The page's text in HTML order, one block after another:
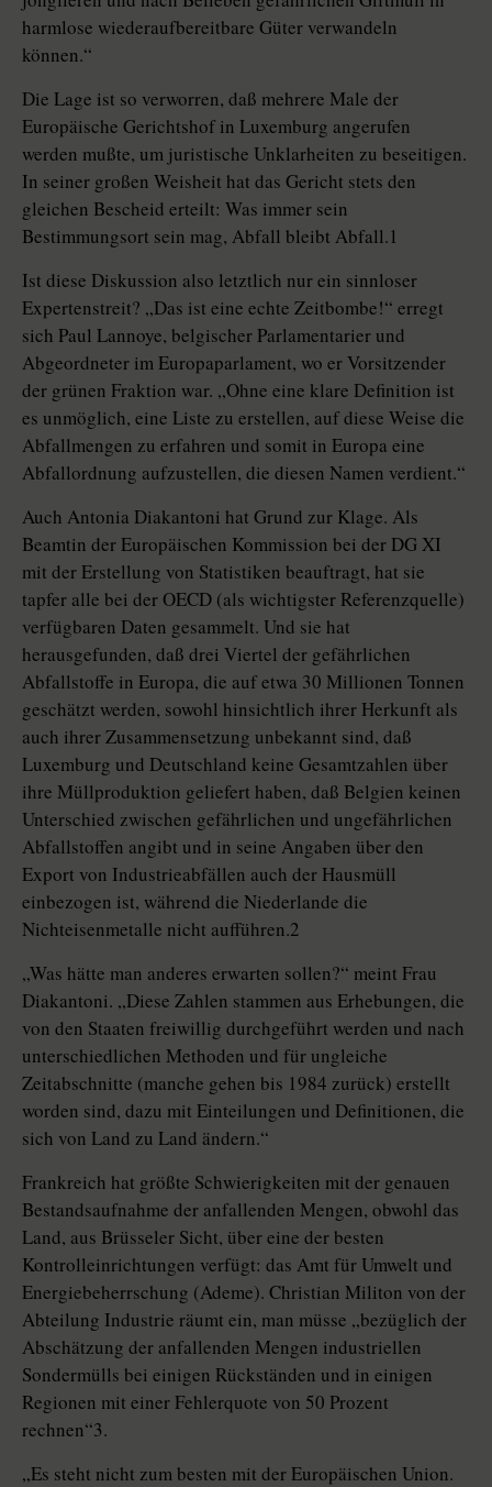
harmlose wiederaufbereitbare Güter verwandeln
können.“
Die Lage ist so verworren, daß mehrere Male der
Europäische Gerichtshof in Luxemburg angerufen
werden mußte, um juristische Unklarheiten zu beseitigen.
In seiner großen Weisheit hat das Gericht stets den
gleichen Bescheid erteilt: Was immer sein
Bestimmungsort sein mag, Abfall bleibt Abfall.1
Ist diese Diskussion also letztlich nur ein sinnloser
Expertenstreit? „Das ist eine echte Zeitbombe!“ erregt
sich Paul Lannoye, belgischer Parlamentarier und
Abgeordneter im Europaparlament, wo er Vorsitzender
der grünen Fraktion war. „Ohne eine klare Definition ist
es unmöglich, eine Liste zu erstellen, auf diese Weise die
Abfallmengen zu erfahren und somit in Europa eine
Abfallordnung aufzustellen, die diesen Namen verdient.“
Auch Antonia Diakantoni hat Grund zur Klage. Als
Beamtin der Europäischen Kommission bei der DG XI
mit der Erstellung von Statistiken beauftragt, hat sie
tapfer alle bei der OECD (als wichtigster Referenzquelle)
verfügbaren Daten gesammelt. Und sie hat
herausgefunden, daß drei Viertel der gefährlichen
Abfallstoffe in Europa, die auf etwa 30 Millionen Tonnen
geschätzt werden, sowohl hinsichtlich ihrer Herkunft als
auch ihrer Zusammensetzung unbekannt sind, daß
Luxemburg und Deutschland keine Gesamtzahlen über
ihre Müllproduktion geliefert haben, daß Belgien keinen
Unterschied zwischen gefährlichen und ungefährlichen
Abfallstoffen angibt und in seine Angaben über den
Export von Industrieabfällen auch der Hausmüll
einbezogen ist, während die Niederlande die
Nichteisenmetalle nicht aufführen.2
„Was hätte man anderes erwarten sollen?“ meint Frau
Diakantoni. „Diese Zahlen stammen aus Erhebungen, die
von den Staaten freiwillig durchgeführt werden und nach
unterschiedlichen Methoden und für ungleiche
Zeitabschnitte (manche gehen bis 1984 zurück) erstellt
worden sind, dazu mit Einteilungen und Definitionen, die
sich von Land zu Land ändern.“
Frankreich hat größte Schwierigkeiten mit der genauen
Bestandsaufnahme der anfallenden Mengen, obwohl das
Land, aus Brüsseler Sicht, über eine der besten
Kontrolleinrichtungen verfügt: das Amt für Umwelt und
Energiebeherrschung (Ademe). Christian Militon von der
Abteilung Industrie räumt ein, man müsse „bezüglich der
Abschätzung der anfallenden Mengen industriellen
Sondermülls bei einigen Rückständen und in einigen
Regionen mit einer Fehlerquote von 50 Prozent
rechnen“3.
„Es steht nicht zum besten mit der Europäischen Union.